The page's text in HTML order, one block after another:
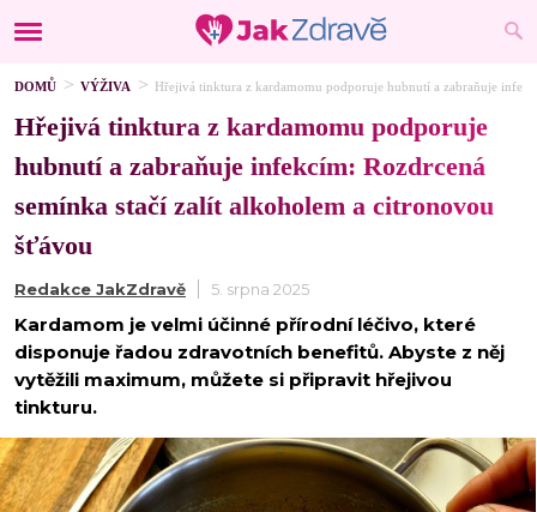
DOMŮ VÝŽIVA Hřejivá tinktura z kardamomu podporuje hubnutí a zabraňuje
Hřejivá tinktura z kardamomu podporuje
hubnutí a zabraňuje infekcím: Rozdrcená
semínka stačí zalít alkoholem a citronovou
šťávou
Redakce JakZdravě 5. srpna 2025
Kardamom je velmi účinné přírodní léčivo, které
disponuje řadou zdravotních benefitů. Abyste z něj
vytěžili maximum, můžete si připravit hřejivou
tinkturu.